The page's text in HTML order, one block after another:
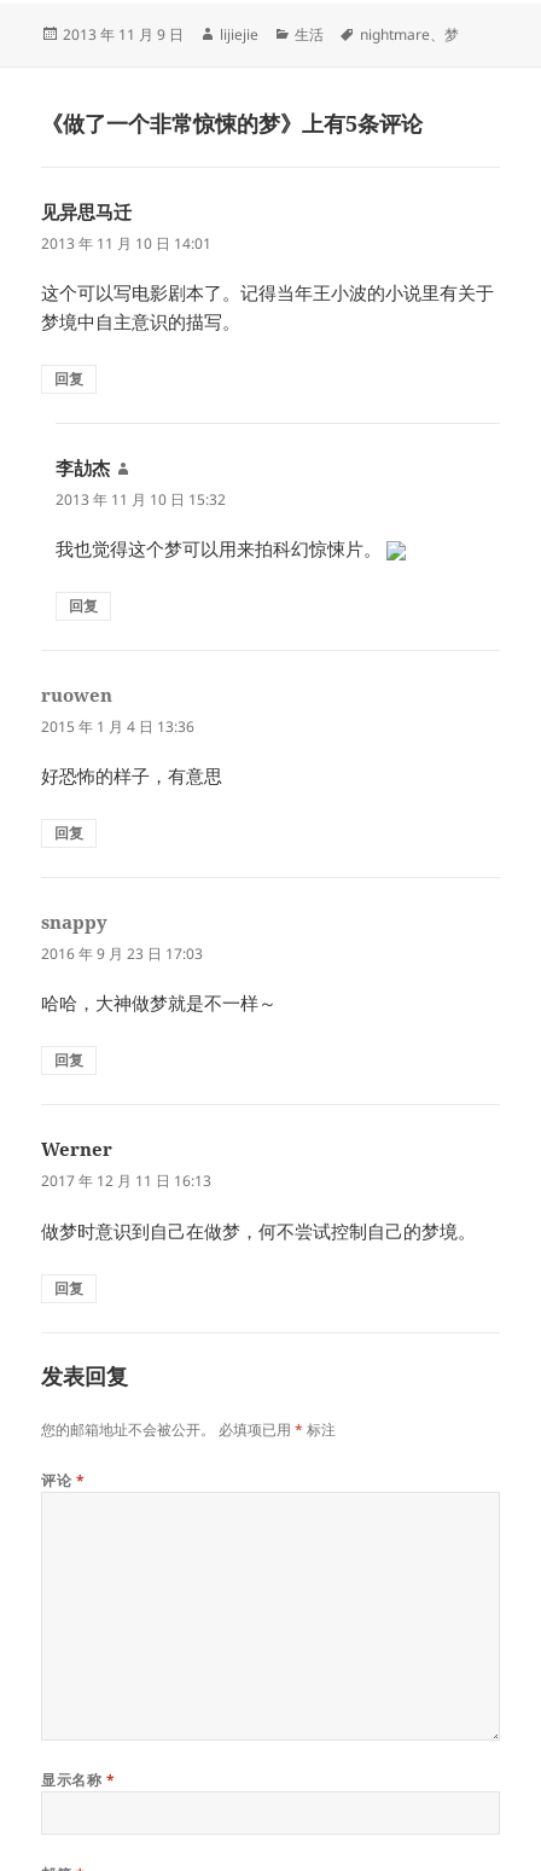
发
2013 年 11 月 9 日
作
lijiejie
分
生活
标
nightmare、梦
《做了一个非常惊悚的梦》上有5条评论
见异思马迁
道：
2013 年 11 月 10 日 14:01
这个可以写电影剧本了。记得当年王小波的小说里有关于
梦境中自主意识的描写。
回复
李劼杰
道：
2013 年 11 月 10 日 15:32
我也觉得这个梦可以用来拍科幻惊悚片。
回复
ruowen
道：
2015 年 1 月 4 日 13:36
好恐怖的样子，有意思
回复
snappy
道：
2016 年 9 月 23 日 17:03
哈哈，大神做梦就是不一样～
回复
Werner
道：
2017 年 12 月 11 日 16:13
做梦时意识到自己在做梦，何不尝试控制自己的梦境。
回复
发表回复
您的邮箱地址不会被公开。 必填项已用* 标注
评论 *
显示名称 *